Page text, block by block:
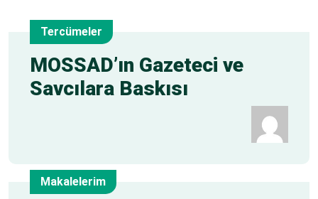
31
May
Tercümeler
MOSSAD’ın Gazeteci ve
Savcılara Baskısı
Makalelerim